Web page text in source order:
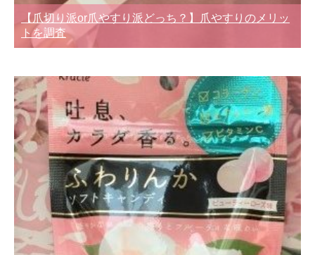
【爪切り派or爪やすり派どっち？】爪やすりのメリッ
トを調査